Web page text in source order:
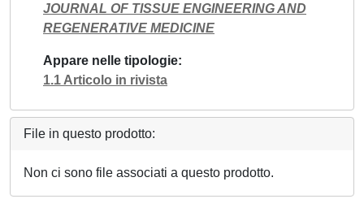
JOURNAL OF TISSUE ENGINEERING AND
REGENERATIVE MEDICINE
Appare nelle tipologie
1.1 Articolo in rivista
File in questo prodotto:
Non ci sono file associati a questo prodotto.